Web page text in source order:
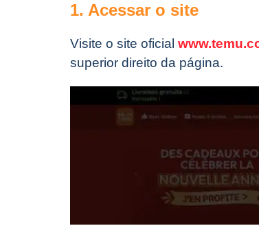
1. Acessar o site
Visite o site oficial
superior direito da página.